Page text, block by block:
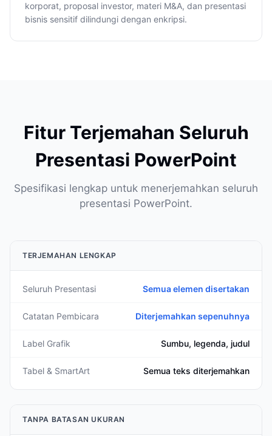
korporat, proposal investor, materi M&A, dan presentasi
bisnis sensitif dilindungi dengan enkripsi.
Fitur Terjemahan Seluruh
Presentasi PowerPoint
Spesifikasi lengkap untuk menerjemahkan seluruh
presentasi PowerPoint.
TERJEMAHAN LENGKAP
Seluruh Presentasi Semua elemen disertakan
Catatan Pembicara Diterjemahkan sepenuhnya
Label Grafik Sumbu, legenda, judul
Tabel & SmartArt Semua teks diterjemahkan
TANPA BATASAN UKURAN